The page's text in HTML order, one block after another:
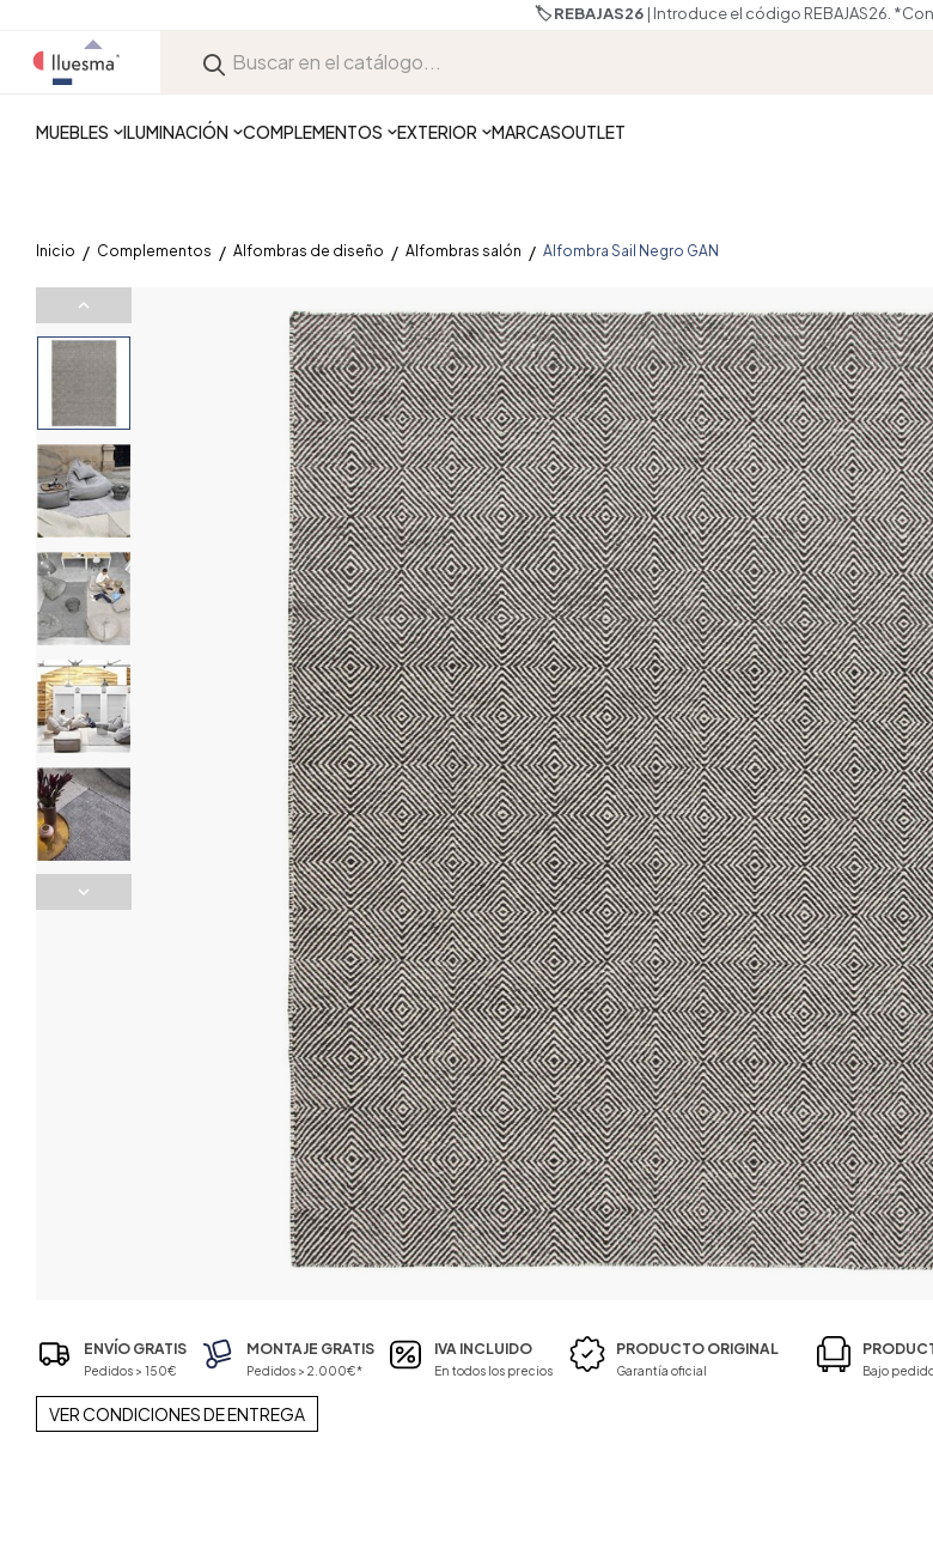
🏷️ REBAJAS26| Introduce el código REBAJAS26.
MUEBLES ILUMINACIÓN COMPLEMENTOS EXTERIOR MARCASOUTLET
Inicio Complementos Alfombras de diseño Alfombras salón Alfombra Sail Negro GAN
ENVÍO GRATIS
Pedidos > 150€
MONTAJE GRATIS
Pedidos > 2.000€*
IVA INCLUIDO
En todos los precios
PRODUCTO ORIGINAL
Garantía oficial Bajo
VER CONDICIONES DE ENTREGA